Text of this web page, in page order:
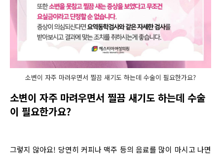
소변이 자주 마려우면서 찔끔 새기도 하는데 수술이 필요한가요?
소변이 자주 마려우면서 찔끔 새기도 하는데 수술
이 필요한가요?
그렇지 않아요! 당연히 커피나 맥주 등의 음료를 많이 마시고 나면